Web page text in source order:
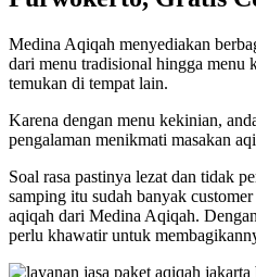
Medina Aqiqah menyediakan
dari menu tradisional hingga menu
temukan di tempat lain.
Karena dengan menu kekinian,
pengalaman menikmati masakan
Soal rasa pastinya lezat dan tidak
samping itu sudah banyak
aqiqah dari Medina Aqiqah.
perlu khawatir untuk